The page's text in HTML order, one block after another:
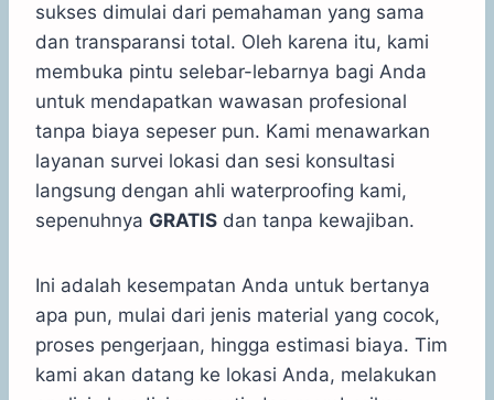
sukses dimulai dari pemahaman yang sama
dan transparansi total. Oleh karena itu, kami
membuka pintu selebar-lebarnya bagi Anda
untuk mendapatkan wawasan profesional
tanpa biaya sepeser pun. Kami menawarkan
layanan survei lokasi dan sesi konsultasi
langsung dengan ahli waterproofing kami,
sepenuhnya GRATIS dan tanpa kewajiban.
Ini adalah kesempatan Anda untuk bertanya
apa pun, mulai dari jenis material yang cocok,
proses pengerjaan, hingga estimasi biaya. Tim
kami akan datang ke lokasi Anda, melakukan